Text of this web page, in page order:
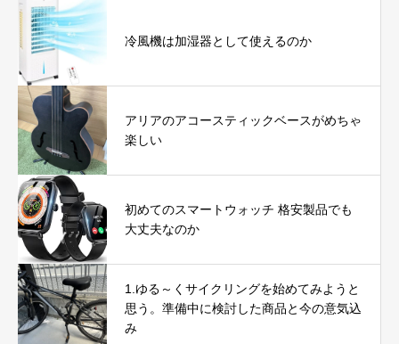
冷風機は加湿器として使えるのか
アリアのアコースティックベースがめちゃ
楽しい
初めてのスマートウォッチ 格安製品でも
大丈夫なのか
1.ゆる～くサイクリングを始めてみようと
思う。準備中に検討した商品と今の意気込
み